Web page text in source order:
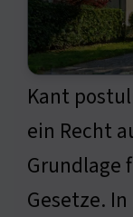
Kant
ein Recht
Grundlage
Gesetze.